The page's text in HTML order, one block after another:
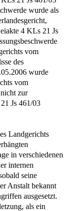
wurde als
4 KLs 21 Js
vom
des
wurde
vom
zur
Js 461/03
Landgerichts
in verschiedenen
internen
seine
Anstalt bekannt
ausgesetzt.
als ein